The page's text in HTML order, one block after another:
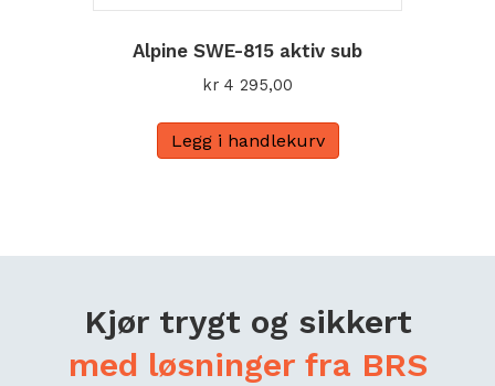
Alpine SWE-815 aktiv sub
kr 4 295,00
Legg i handlekurv
Kjør trygt og sikkert
med løsninger fra BRS